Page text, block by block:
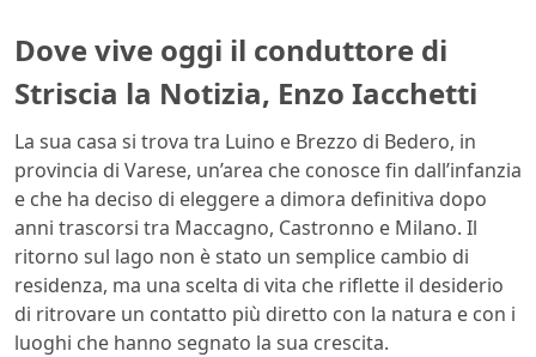
Dove vive oggi il conduttore di
Striscia la Notizia, Enzo Iacchetti
La sua casa si trova tra Luino e Brezzo di Bedero, in
provincia di Varese, un’area che conosce fin dall’infanzia
e che ha deciso di eleggere a dimora definitiva dopo
anni trascorsi tra Maccagno, Castronno e Milano. Il
ritorno sul lago non è stato un semplice cambio di
residenza, ma una scelta di vita che riflette il desiderio
di ritrovare un contatto più diretto con la natura e con i
luoghi che hanno segnato la sua crescita.